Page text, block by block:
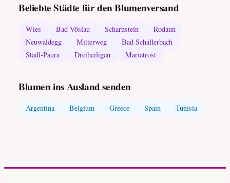
Beliebte Städte für den Blumenversand
Wies Bad Vöslau Scharnstein
Rodaun
Neuwaldegg
Mitterweg
Bad Schallerbach
Stadl-Paura
Dreiheiligen Mariatrost
Blumen ins Ausland senden
Argentina Belgium Greece Spain Tunisia